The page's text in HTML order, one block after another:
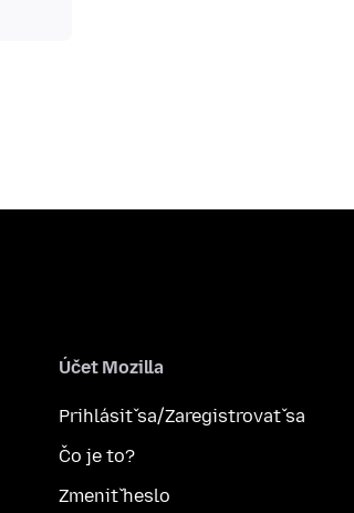
Účet Mozilla
Prihlásiť sa/Zaregistrovať sa
Čo je to?
Zmeniť heslo